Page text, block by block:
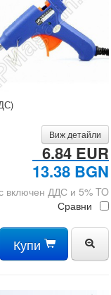
Виж детайли
6.84 EUR
13.38 BGN
включен ДДС и 5% TO
Сравни
Купи